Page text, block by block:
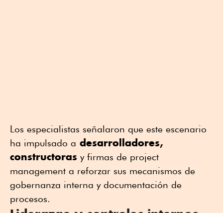
Los especialistas señalaron que este escenario
ha impulsado a desarrolladores,
constructoras y firmas de project
management a reforzar sus mecanismos de
gobernanza interna y documentación de
procesos.